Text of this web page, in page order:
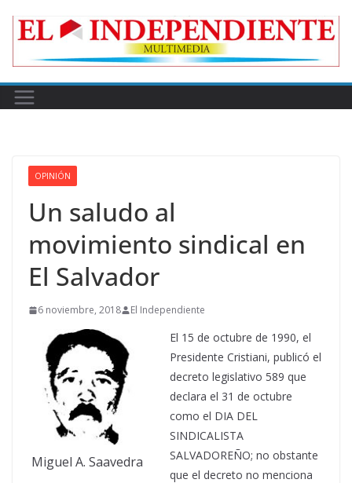
OPINIÓN
Un saludo al
movimiento sindical en
El Salvador
6 noviembre, 2018 El Independiente
Miguel A. Saavedra
El 15 de octubre de 1990, el
Presidente Cristiani, publicó el
decreto legislativo 589 que
declara el 31 de octubre
como el DIA DEL
SINDICALISTA
SALVADOREÑO; no obstante
que el decreto no menciona